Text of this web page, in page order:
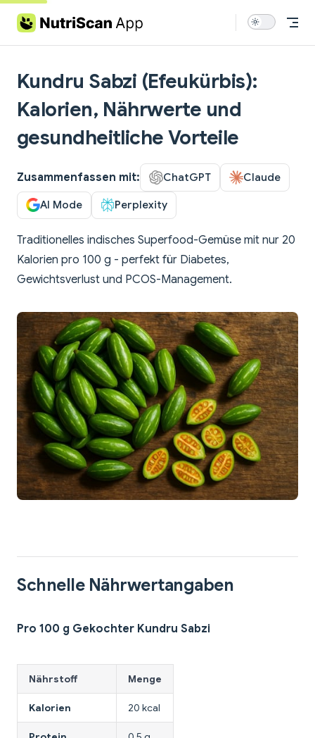
Skip to content
Kundru Sabzi (Efeukürbis):
Kalorien, Nährwerte und
gesundheitliche Vorteile
Zusammenfassen mit: ChatGPT Claude
AI Mode Perplexity
Traditionelles indisches Superfood-Gemüse mit nur 20
Kalorien pro 100 g - perfekt für Diabetes,
Gewichtsverlust und PCOS-Management.
Schnelle Nährwertangaben
Pro 100 g Gekochter Kundru Sabzi
Nährstoff Menge
Kalorien 20 kcal